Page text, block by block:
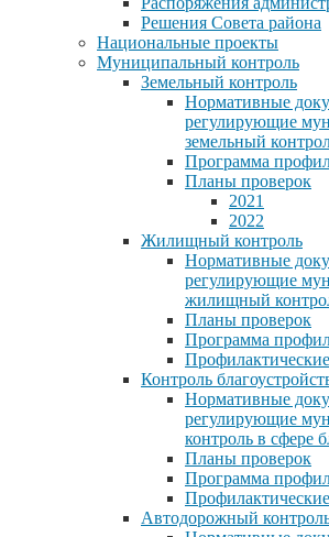
Решения Совета района
Национальные проекты
Муниципальный контроль
Земельный контроль
Нормативные
регулирующие
земельный
Программа
Планы проверок
2021
2022
Жилищный контроль
Нормативные
регулирующие
жилищный
Планы проверок
Программа
Контроль
Нормативные
регулирующие
контроль в сфере
Планы проверок
Программа
Автодорожный